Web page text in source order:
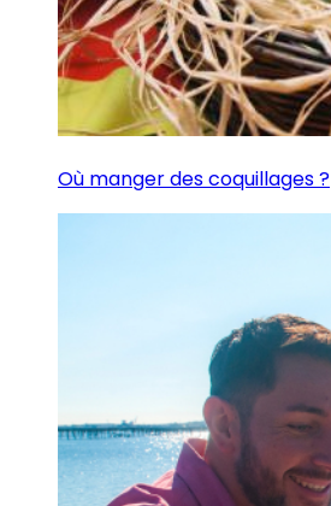
Où manger des coquillages ?